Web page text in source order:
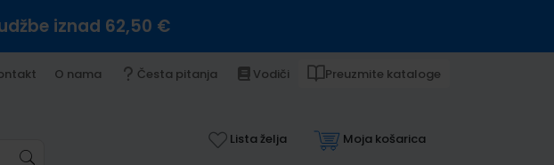
iznad 62,50 €
O nama Česta pitanja Vodiči Preuzmite kataloge
Lista želja Moja košarica